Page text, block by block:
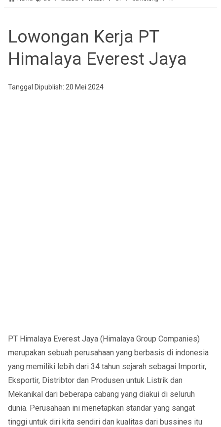
Lowongan Kerja PT
Himalaya Everest Jaya
Tanggal Dipublish: 20 Mei 2024
PT Himalaya Everest Jaya (Himalaya Group Companies)
merupakan sebuah perusahaan yang berbasis di indonesia
yang memiliki lebih dari 34 tahun sejarah sebagai Importir,
Eksportir, Distribtor dan Produsen untuk Listrik dan
Mekanikal dari beberapa cabang yang diakui di seluruh
dunia. Perusahaan ini menetapkan standar yang sangat
tinggi untuk diri kita sendiri dan kualitas dari bussines itu